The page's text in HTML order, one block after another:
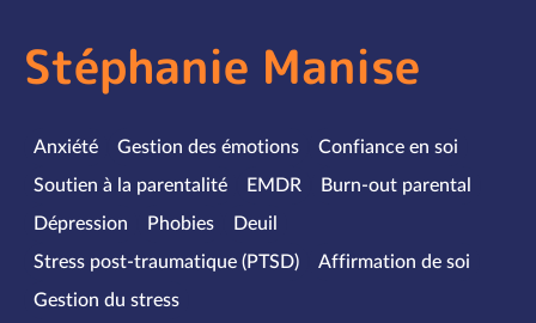
Stéphanie Manise
Spécialités
Anxiété Gestion des émotions
Confiance en soi
Soutien à la parentalité
EMDR
Burn-out parental
Dépression
Phobies
Deuil
Stress post-traumatique (PTSD)
Affirmation de soi
Gestion du stress